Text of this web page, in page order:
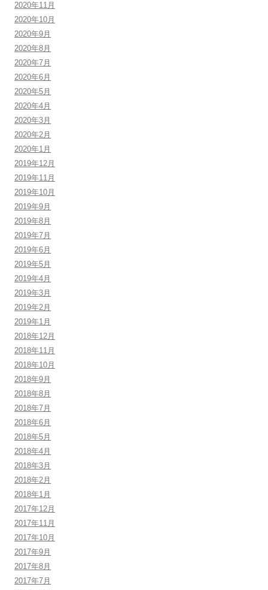
2020年11月
2020年10月
2020年9月
2020年8月
2020年7月
2020年6月
2020年5月
2020年4月
2020年3月
2020年2月
2020年1月
2019年12月
2019年11月
2019年10月
2019年9月
2019年8月
2019年7月
2019年6月
2019年5月
2019年4月
2019年3月
2019年2月
2019年1月
2018年12月
2018年11月
2018年10月
2018年9月
2018年8月
2018年7月
2018年6月
2018年5月
2018年4月
2018年3月
2018年2月
2018年1月
2017年12月
2017年11月
2017年10月
2017年9月
2017年8月
2017年7月